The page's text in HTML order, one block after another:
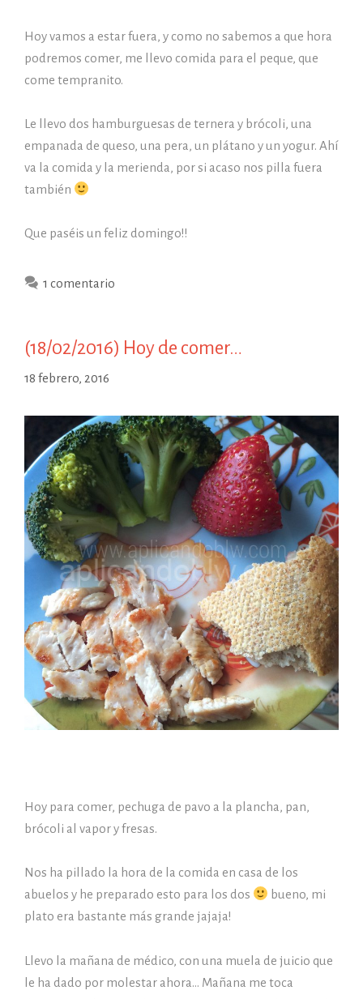
Hoy vamos a estar fuera, y como no sabemos a que hora
podremos comer, me llevo comida para el peque, que
come tempranito.
Le llevo dos hamburguesas de ternera y brócoli, una
empanada de queso, una pera, un plátano y un yogur. Ahí
va la comida y la merienda, por si acaso nos pilla fuera
también
Que paséis un feliz domingo!!
1 comentario
(18/02/2016) Hoy de comer…
18 febrero, 2016
Hoy para comer, pechuga de pavo a la plancha, pan,
brócoli al vapor y fresas.
Nos ha pillado la hora de la comida en casa de los
abuelos y he preparado esto para los dos
bueno, mi
plato era bastante más grande jajaja!
Llevo la mañana de médico, con una muela de juicio que
le ha dado por molestar ahora… Mañana me toca